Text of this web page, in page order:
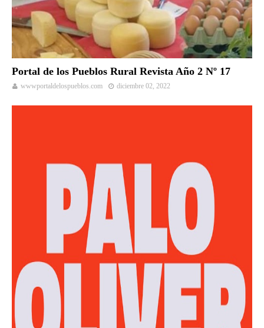
Portal de los Pueblos Rural Revista Año 2 Nº 17
wwwportaldelospueblos.com diciembre 02, 2022